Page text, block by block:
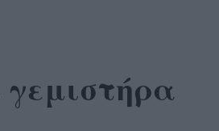
γεμιστήρα